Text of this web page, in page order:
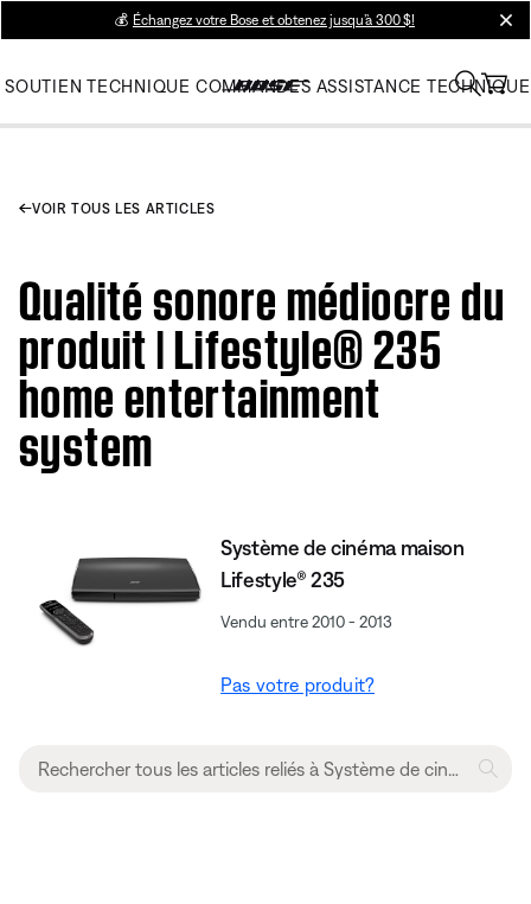
💰 Échangez votre Bose et obtenez jusqu’à 300 $!
SOUTIEN TECHNIQUE COMMANDES ASSISTANCE TECHNIQUE
VOIR TOUS LES ARTICLES
Qualité sonore médiocre du
produit | Lifestyle® 235
home entertainment
system
Système de cinéma maison
Lifestyle® 235
Vendu entre 2010 - 2013
Pas votre produit?